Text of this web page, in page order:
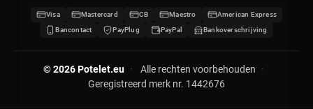
Word verdeler
Visa Mastercard CB Maestro
American Express
Bancontact
PayPlug PayPal Bankoverschrijving
© 2026 Potelet.eu · Alle rechten voorbehouden
·
Geregistreerd merk nr. 1442676